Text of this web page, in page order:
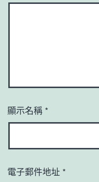
顯示名稱 *
電子郵件地址 *